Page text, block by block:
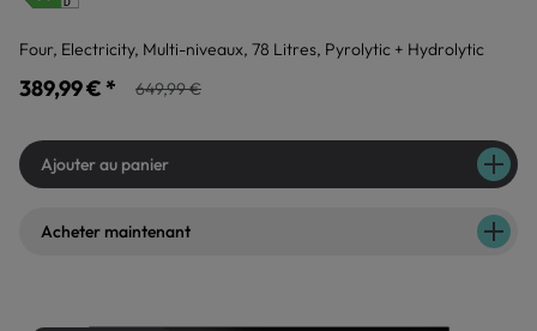
Four, Electricity, Multi-niveaux, 78 Litres, Pyrolytic + Hydrolytic
389,99 € * 649,99 €
Ajouter au panier
Acheter maintenant